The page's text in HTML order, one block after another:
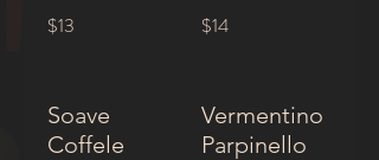
$13 $14
Soave
Coffele
Vermentino
Parpinello